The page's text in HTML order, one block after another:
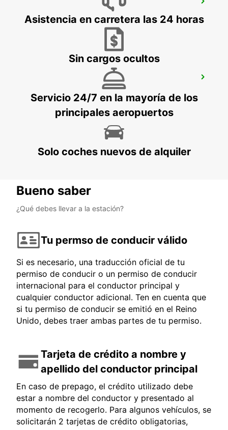
KOPER DOWNTOWN
KOPER - SLOVENIA
PORTOROZ PORTOROSE - SLOVENIA
Asistencia en carretera las 24 horas
Sin cargos ocultos
Servicio 24/7 en la mayoría de los
principales aeropuertos
Solo coches nuevos de alquiler
Bueno saber
¿Qué debes llevar a la estación?
Tu permso de conducir válido
Si es necesario, una traducción oficial de tu
permiso de conducir o un permiso de conducir
internacional para el conductor principal y
cualquier conductor adicional. Ten en cuenta que
si tu permiso de conducir se emitió en el Reino
Unido, debes traer ambas partes de tu permiso.
Tarjeta de crédito a nombre y
apellido del conductor principal
En caso de prepago, el crédito utilizado debe
estar a nombre del conductor y presentado al
momento de recogerlo. Para algunos vehículos, se
solicitarán 2 tarjetas de crédito obligatorias,